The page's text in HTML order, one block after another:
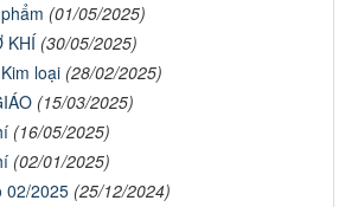
(01/05/2025)
KHÍ (30/05/2025)
loại (28/02/2025)
(15/03/2025)
(16/05/2025)
(02/01/2025)
02/2025 (25/12/2024)